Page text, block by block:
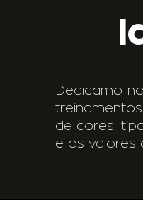
Dedicamo-
de cores,
e os valores